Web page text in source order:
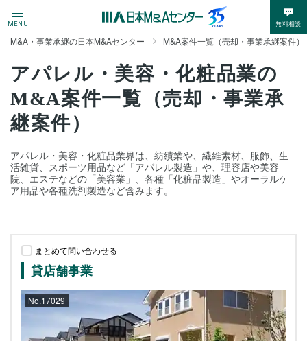
MENU 無料相談
M&A・事業承継の日本M&Aセンター M&A案件一覧（売却・事業承継案件）
アパレル・美容・化粧品業の
M&A案件一覧（売却・事業承
継案件）
アパレル・美容・化粧品業界は、紡績業や、繊維素材、服飾、生
活雑貨、スポーツ用品など「アパレル製造」や、理容店や美容
院、エステなどの「美容業」、各種「化粧品製造」やオーラルケ
ア用品や各種洗剤製造など含みます。
まとめて問い合わせる
貸店舗事業
No.17029